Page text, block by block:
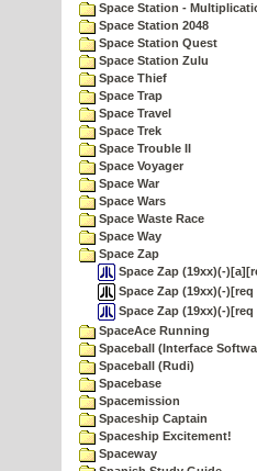
Space Station -
Space Station 2048
Space Station Quest
Space Station Zulu
Space Thief
Space Trap
Space Travel
Space Trek
Space Trouble II
Space Voyager
Space War
Space Wars
Space Waste Race
Space Way
Space Zap
Space Zap (19xx)(-
Space Zap (19xx)(-
Space Zap (19xx)(-)[req
SpaceAce Running
Spaceball (Interface
Spaceball (Rudi)
Spacebase
Spacemission
Spaceship Captain
Spaceship Excitement!
Spaceway